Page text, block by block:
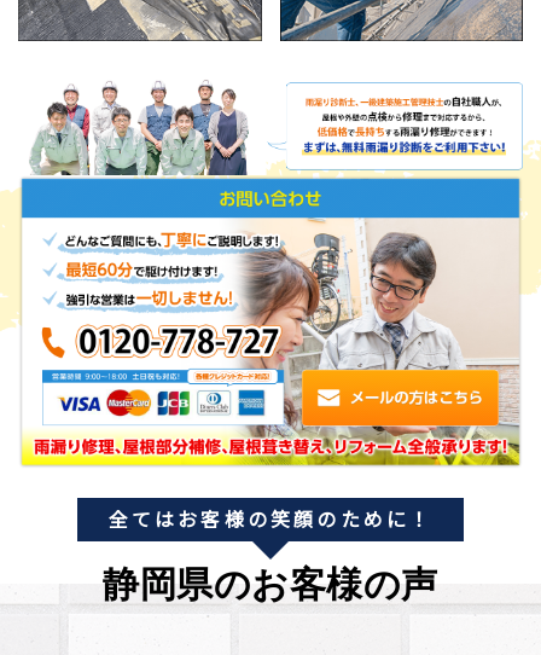
全てはお客様の笑顔のために！
静岡県のお客様の声